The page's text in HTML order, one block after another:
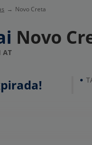
Novo Creta
Novo
AT